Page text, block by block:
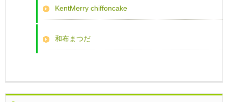
KentMerry chiffoncake
和布まつだ